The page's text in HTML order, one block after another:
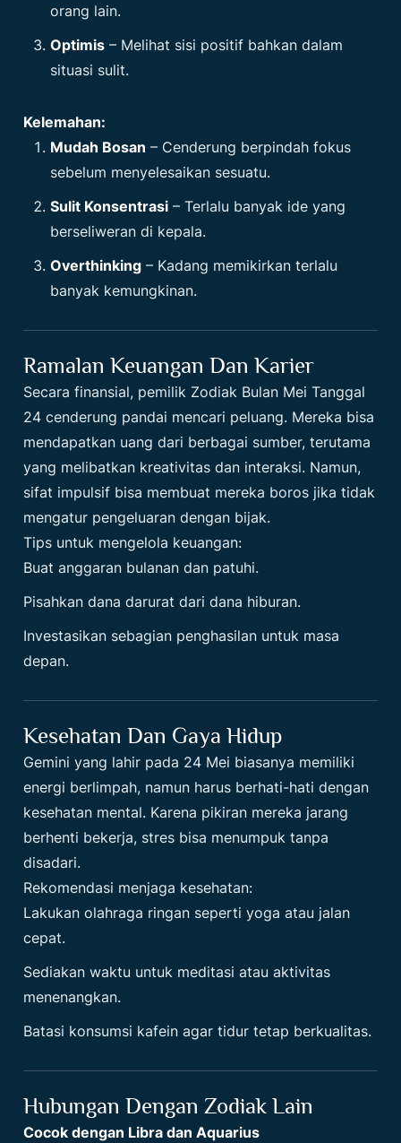
orang lain.
Optimis – Melihat sisi positif bahkan dalam
situasi sulit.
Kelemahan:
Mudah Bosan – Cenderung berpindah fokus
sebelum menyelesaikan sesuatu.
Sulit Konsentrasi – Terlalu banyak ide yang
berseliweran di kepala.
Overthinking – Kadang memikirkan terlalu
banyak kemungkinan.
Ramalan Keuangan Dan Karier
Secara finansial, pemilik Zodiak Bulan Mei Tanggal
24 cenderung pandai mencari peluang. Mereka bisa
mendapatkan uang dari berbagai sumber, terutama
yang melibatkan kreativitas dan interaksi. Namun,
sifat impulsif bisa membuat mereka boros jika tidak
mengatur pengeluaran dengan bijak.
Tips untuk mengelola keuangan:
Buat anggaran bulanan dan patuhi.
Pisahkan dana darurat dari dana hiburan.
Investasikan sebagian penghasilan untuk masa
depan.
Kesehatan Dan Gaya Hidup
Gemini yang lahir pada 24 Mei biasanya memiliki
energi berlimpah, namun harus berhati-hati dengan
kesehatan mental. Karena pikiran mereka jarang
berhenti bekerja, stres bisa menumpuk tanpa
disadari.
Rekomendasi menjaga kesehatan:
Lakukan olahraga ringan seperti yoga atau jalan
cepat.
Sediakan waktu untuk meditasi atau aktivitas
menenangkan.
Batasi konsumsi kafein agar tidur tetap berkualitas.
Hubungan Dengan Zodiak Lain
Cocok dengan Libra dan Aquarius